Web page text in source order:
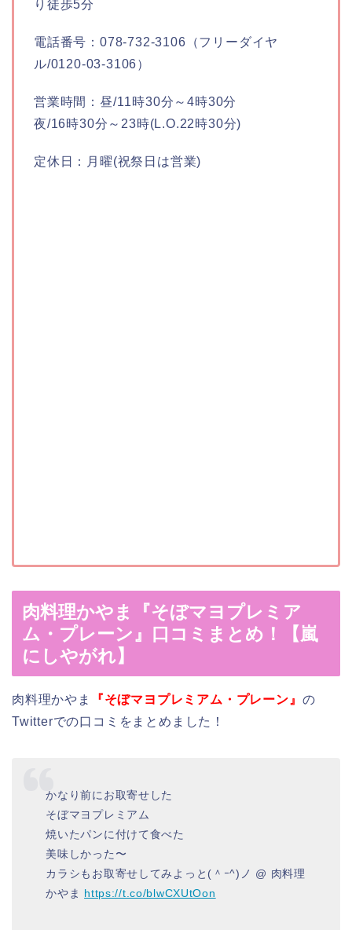
り徒歩5分
電話番号：078-732-3106（フリーダイヤ
ル/0120-03-3106）
営業時間：昼/11時30分～4時30分
夜/16時30分～23時(L.O.22時30分)
定休日：月曜(祝祭日は営業)
肉料理かやま『そぼマヨプレミア
ム・プレーン』口コミまとめ！【嵐
にしやがれ】
肉料理かやま 『そぼマヨプレミアム・プレーン』 の
Twitterでの口コミをまとめました！
かなり前にお取寄せした
そぼマヨプレミアム
焼いたパンに付けて食べた
美味しかった〜
カラシもお取寄せしてみよっと(＾ｰ^)ノ @ 肉料理
かやま https://t.co/blwCXUtOon